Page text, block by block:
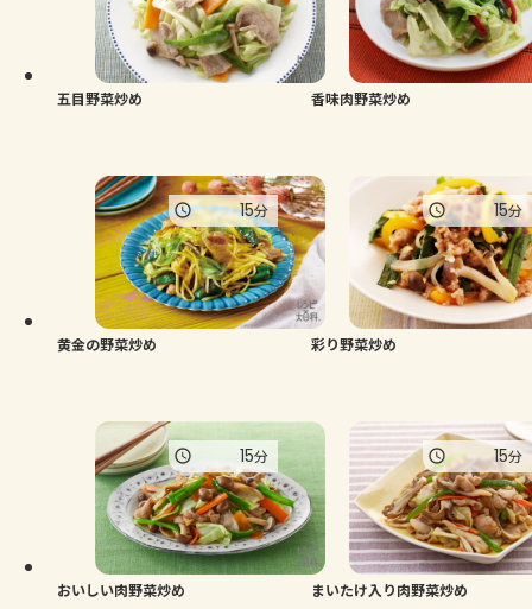
五目野菜炒め 香味肉野菜炒め
黄金の野菜炒め
15分
彩り野菜炒め
15分
おいしい肉野菜炒め
15分
まいたけ入り肉野菜炒め
15分